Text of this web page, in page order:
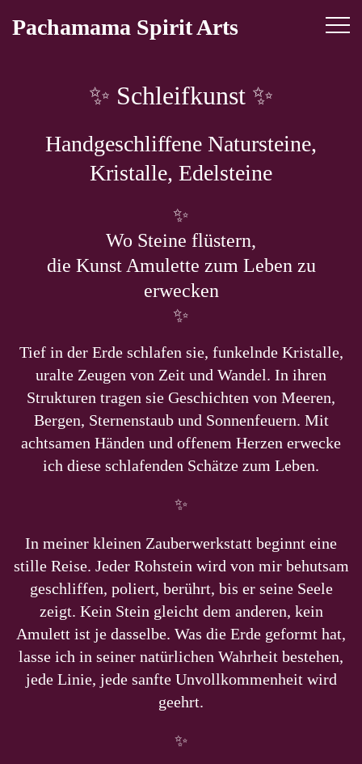
toPachamama Spirit Arts
✨ Schleifkunst ✨
Handgeschliffene Natursteine,
Kristalle, Edelsteine
✨
Wo Steine flüstern,
die Kunst Amulette zum Leben zu
erwecken
✨
Tief in der Erde schlafen sie, funkelnde Kristalle,
uralte Zeugen von Zeit und Wandel. In ihren
Strukturen tragen sie Geschichten von Meeren,
Bergen, Sternenstaub und Sonnenfeuern. Mit
achtsamen Händen und offenem Herzen erwecke
ich diese schlafenden Schätze zum Leben.
✨
In meiner kleinen Zauberwerkstatt beginnt eine
stille Reise. Jeder Rohstein wird von mir behutsam
geschliffen, poliert, berührt, bis er seine Seele
zeigt. Kein Stein gleicht dem anderen, kein
Amulett ist je dasselbe. Was die Erde geformt hat,
lasse ich in seiner natürlichen Wahrheit bestehen,
jede Linie, jede sanfte Unvollkommenheit wird
geehrt.
✨